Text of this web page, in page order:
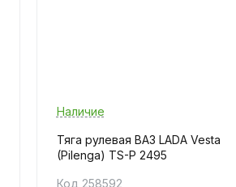
Наличие
Тяга рулевая ВАЗ LADA Vesta
(Pilenga) TS-P 2495
Код 258592